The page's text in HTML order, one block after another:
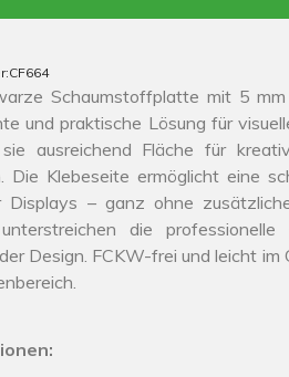
CF664
Schaumstoffplatte mit 5
und praktische Lösung für
ausreichend Fläche für
Die Klebeseite ermöglicht eine
Displays – ganz ohne
die
Design. FCKW-frei und leicht